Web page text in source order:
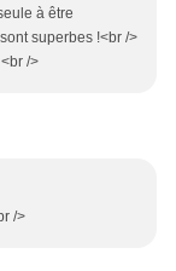
à être
superbes !<br />
/>
/>